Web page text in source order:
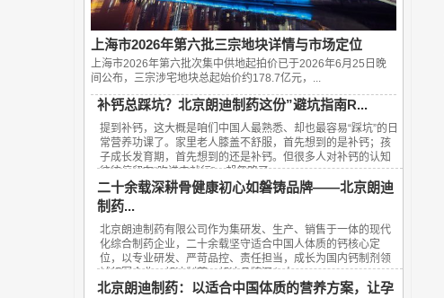
上海市2026年第六批三宗地块详情与市场定位
上海市2026年第六批次集中供地起拍价已于2026年6月25日晚
间公布，‌三宗涉宅地块总起始价约178.7亿元‌，...
补钙总踩坑？北京朗迪制药这份”避坑指南R...
提到补钙，这大概是咱们中国人最熟悉、却也最容易“踩坑”的日
常营养功课了。家里老人膝盖不舒服，首先想到的是补钙；孩
子成长发育期，首先想到的还是补钙。但很多人对补钙的认知
往往停留在“吃进去就行”，却忽略了...
二十余载深耕骨健康初心如磐铸品牌——北京朗迪
制药...
北京朗迪制药有限公司作为集研发、生产、销售于一体的现代
化综合制药企业，二十余载坚守适合中国人体质的钙核心定
位，以专业研发、严苛品控、责任担当，成长为国内钙制剂领
域领军企业，朗迪制药、朗迪品牌深入人...
北京朗迪制药：以适合中国体质的营养方案，让孕